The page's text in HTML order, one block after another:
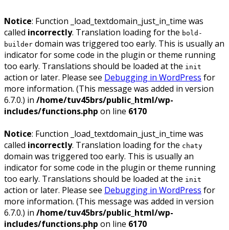
Notice: Function _load_textdomain_just_in_time was
called incorrectly. Translation loading for the bold-
builder domain was triggered too early. This is usually an
indicator for some code in the plugin or theme running
too early. Translations should be loaded at the init
action or later. Please see Debugging in WordPress for
more information. (This message was added in version
6.7.0.) in /home/tuv45brs/public_html/wp-
includes/functions.php on line 6170
Notice: Function _load_textdomain_just_in_time was
called incorrectly. Translation loading for the chaty
domain was triggered too early. This is usually an
indicator for some code in the plugin or theme running
too early. Translations should be loaded at the init
action or later. Please see Debugging in WordPress for
more information. (This message was added in version
6.7.0.) in /home/tuv45brs/public_html/wp-
includes/functions.php on line 6170